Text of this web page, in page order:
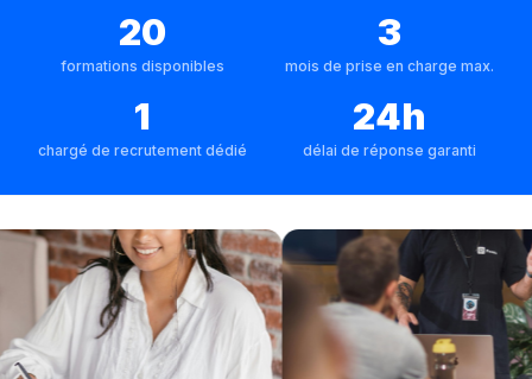
20
formations disponibles
3
mois de prise en charge max.
1
chargé de recrutement dédié
24h
délai de réponse garanti